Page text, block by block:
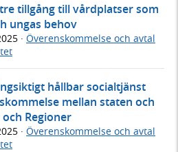
tillgång till vårdplatser som
ungas behov
· Överenskommelse och avtal
hållbar socialtjänst
mellan staten och
Regioner
· Överenskommelse och avtal